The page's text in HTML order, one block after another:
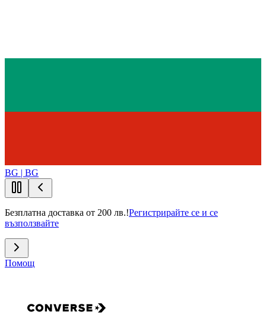
BG | BG
Безплатна доставка от 200 лв.!Регистрирайте се и се
възползвайте
Помощ